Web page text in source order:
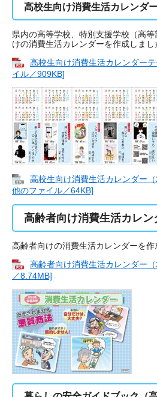
高校生向け消費生活カレンダ
県内の高等学校、特別支援学校（高
けの消費生活カレンダーを作成しまし
高校生向け消費生活カレンダー
イル／909KB]
高校生向け消費生活カレンダー
他のファイル／64KB]
高齢者向け消費生活カレン
高齢者向けの消費生活カレンダーを作
高齢者向け消費生活カレンダー
／8.74MB]